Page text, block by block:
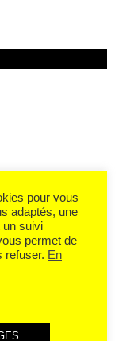
pour vous
adaptés, une
un suivi
permet de
refuser. En